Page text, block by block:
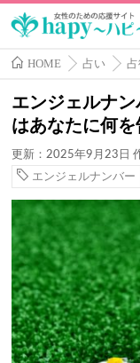
HOME 占い
エンジェルナ
はあなたに何
更新：2025年9月23日
エンジェルナンバー